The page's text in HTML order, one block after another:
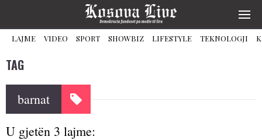
LAJME VIDEO SPORT SHOWBIZ LIFESTYLE TEKNOLOGJI
TAG
barnat
U gjetën 3 lajme: